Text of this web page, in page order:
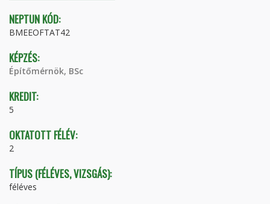
NEPTUN KÓD:
BMEEOFTAT42
KÉPZÉS:
Építőmérnök, BSc
KREDIT:
5
OKTATOTT FÉLÉV:
2
TÍPUS (FÉLÉVES, VIZSGÁS):
féléves